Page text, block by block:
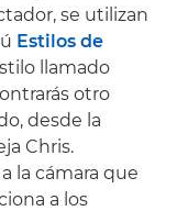
se utilizan
Estilos de
llamado
otro
desde la
Chris.
la cámara que
a los